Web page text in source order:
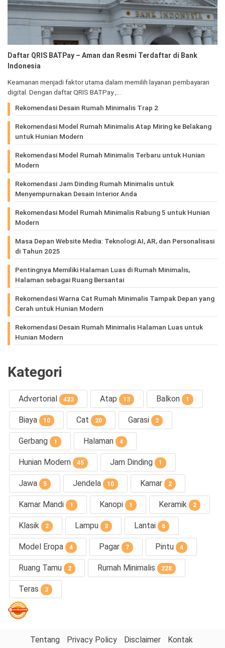
Daftar QRIS BATPay – Aman dan Resmi Terdaftar di Bank
Indonesia
Keamanan menjadi faktor utama dalam memilih layanan pembayaran
digital. Dengan daftar QRIS BATPay ,…
Rekomendasi Desain Rumah Minimalis Trap 2
Rekomendasi Model Rumah Minimalis Atap Miring ke Belakang
untuk Hunian Modern
Rekomendasi Model Rumah Minimalis Terbaru untuk Hunian
Modern
Rekomendasi Jam Dinding Rumah Minimalis untuk
Menyempurnakan Desain Interior Anda
Rekomendasi Model Rumah Minimalis Rabung 5 untuk Hunian
Modern
Masa Depan Website Media: Teknologi AI, AR, dan Personalisasi
di Tahun 2025
Pentingnya Memiliki Halaman Luas di Rumah Minimalis,
Halaman sebagai Ruang Bersantai
Rekomendasi Warna Cat Rumah Minimalis Tampak Depan yang
Cerah untuk Hunian Modern
Rekomendasi Desain Rumah Minimalis Halaman Luas untuk
Hunian Modern
Kategori
Advertorial 423 Atap 13 Balkon 1
Biaya 10 Cat 20 Garasi 2
Gerbang 1 Halaman 4
Hunian Modern 45 Jam Dinding 1
Jawa 5 Jendela 10 Kamar 2
Kamar Mandi 1 Kanopi 1 Keramik 2
Klasik 2 Lampu 3 Lantai 6
Model Eropa 4 Pagar 7 Pintu 4
Ruang Tamu 2 Rumah Minimalis 228
Teras 3
Tentang Privacy Policy Disclaimer Kontak